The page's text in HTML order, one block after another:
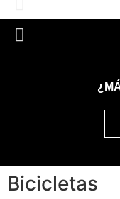
Bicicletas